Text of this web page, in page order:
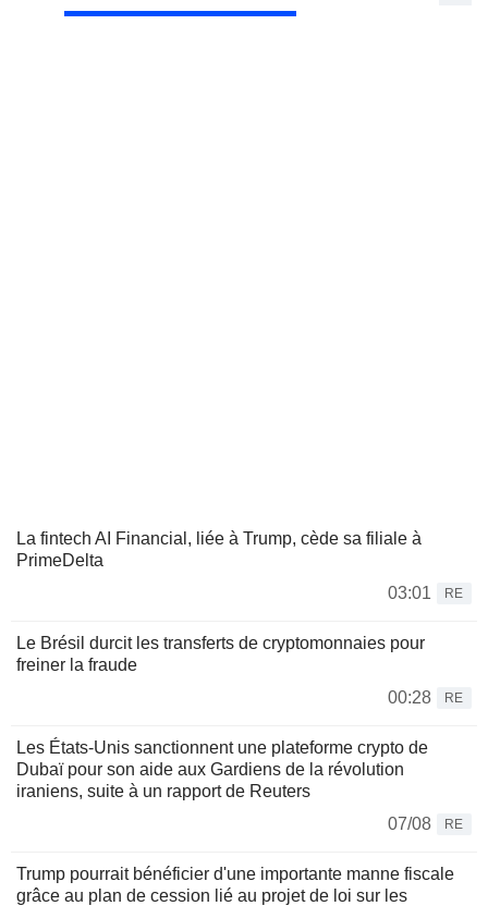
La fintech AI Financial, liée à Trump, cède sa filiale à
PrimeDelta
03:01
RE
Le Brésil durcit les transferts de cryptomonnaies pour
freiner la fraude
00:28
RE
Les États-Unis sanctionnent une plateforme crypto de
Dubaï pour son aide aux Gardiens de la révolution
iraniens, suite à un rapport de Reuters
07/08
RE
Trump pourrait bénéficier d'une importante manne fiscale
grâce au plan de cession lié au projet de loi sur les